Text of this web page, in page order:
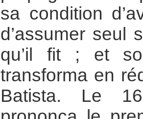
sa condition
d’assumer seul
qu’il fit ; et
transforma en
Batista. Le